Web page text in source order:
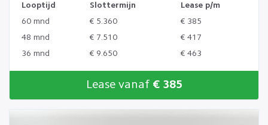
Looptijd Slottermijn
Lease p/m
60 mnd
€ 5.360
€ 385
48 mnd
€ 7.510
€ 417
36 mnd
€ 9.650 € 463
Lease vanaf € 385